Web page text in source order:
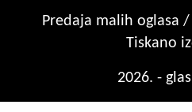
Predaja malih oglasa
Tiskano
2026. -